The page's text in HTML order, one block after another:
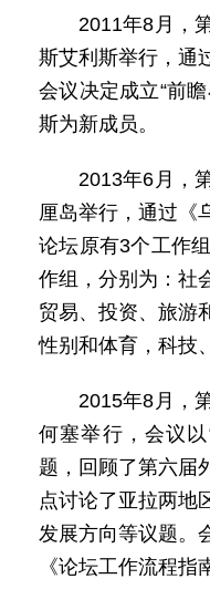
2011年8月，
斯艾利斯举行，通
会议决定成立“前
斯为新成员。
2013年6月，
厘岛举行，通过《
论坛原有3个工作
作组，分别为：社
贸易、投资、旅游
性别和体育，科技
2015年8月，
何塞举行，会议
题，回顾了第六届
点讨论了亚拉两地
发展方向等议题。
《论坛工作流程指